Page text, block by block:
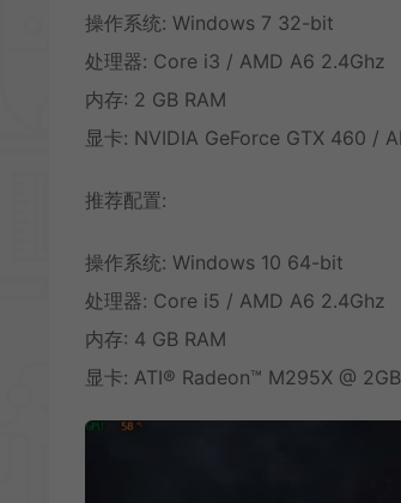
操作系统: Windows 7 32-bit
处理器: Core i3 / AMD A6 2.4Ghz
内存: 2 GB RAM
显卡: NVIDIA GeForce GTX 460 /
推荐配置:
操作系统: Windows 10 64-bit
处理器: Core i5 / AMD A6 2.4Ghz
内存: 4 GB RAM
显卡: ATI® Radeon™ M295X @ 2GB